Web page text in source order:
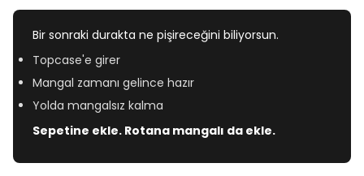
Bir sonraki durakta ne pişireceğini biliyorsun.
Topcase'e girer
Mangal zamanı gelince hazır
Yolda mangalsız kalma
Sepetine ekle. Rotana mangalı da ekle.